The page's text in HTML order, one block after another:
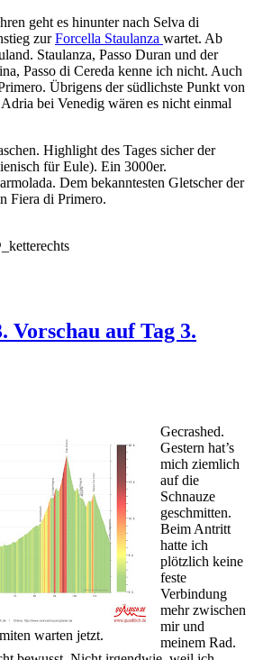
geht es hinunter nach Selva di
zurForcella Staulanza wartet. Ab
Staulanza, Passo Duran und der
Passo di Cereda kenne ich nicht. Auch
Übrigens der südlichste Punkt von
bei Venedig wären es nicht einmal
Highlight des Tages sicher der
für Eule). Ein 3000er.
Dem bekanntesten Gletscher der
Fiera di Primero.
Vorschau auf Tag 3.
warten jetzt.
Gecrashed.
Gestern hat’s
mich ziemlich
auf die
Schnauze
geschmitten.
Beim Antritt
hatte ich
plötzlich keine
feste
Verbindung
mehr zwischen
mir und
meinem Rad.